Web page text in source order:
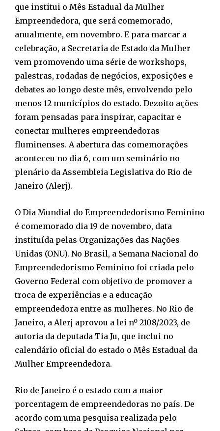
que institui o Mês Estadual da Mulher
Empreendedora, que será comemorado,
anualmente, em novembro. E para marcar a
celebração, a Secretaria de Estado da Mulher
vem promovendo uma série de workshops,
palestras, rodadas de negócios, exposições e
debates ao longo deste mês, envolvendo pelo
menos 12 municípios do estado. Dezoito ações
foram pensadas para inspirar, capacitar e
conectar mulheres empreendedoras
fluminenses. A abertura das comemorações
aconteceu no dia 6, com um seminário no
plenário da Assembleia Legislativa do Rio de
Janeiro (Alerj).
O Dia Mundial do Empreendedorismo Feminino
é comemorado dia 19 de novembro, data
instituída pelas Organizações das Nações
Unidas (ONU). No Brasil, a Semana Nacional do
Empreendedorismo Feminino foi criada pelo
Governo Federal com objetivo de promover a
troca de experiências e a educação
empreendedora entre as mulheres. No Rio de
Janeiro, a Alerj aprovou a lei nº 2108/2023, de
autoria da deputada Tia Ju, que inclui no
calendário oficial do estado o Mês Estadual da
Mulher Empreendedora.
Rio de Janeiro é o estado com a maior
porcentagem de empreendedoras no país. De
acordo com uma pesquisa realizada pelo